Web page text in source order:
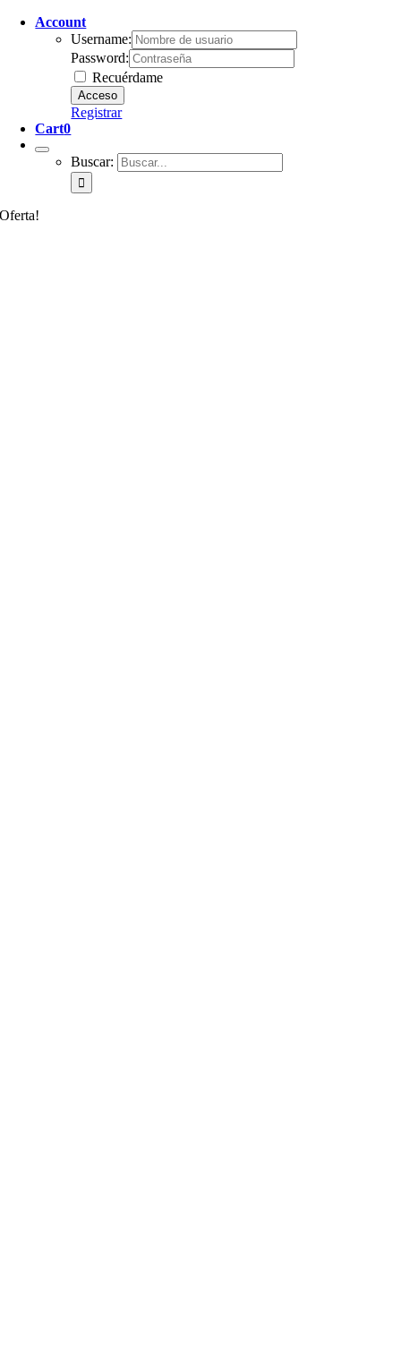
Account
Username:
Password:
Recuérdame
Registrar
Cart0
Buscar:
Oferta!